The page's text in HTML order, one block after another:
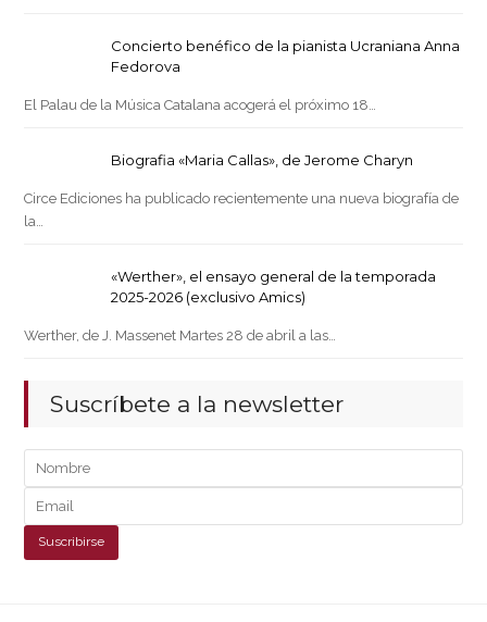
Concierto benéfico de la pianista Ucraniana Anna
Fedorova
El Palau de la Música Catalana acogerá el próximo 18…
Biografia «Maria Callas», de Jerome Charyn
Circe Ediciones ha publicado recientemente una nueva biografía de
la…
«Werther», el ensayo general de la temporada
2025-2026 (exclusivo Amics)
Werther, de J. Massenet Martes 28 de abril a las…
Suscríbete a la newsletter